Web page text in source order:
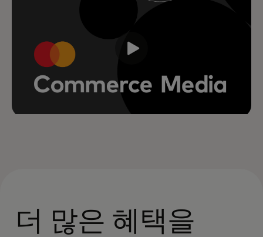
더 많은 혜택을